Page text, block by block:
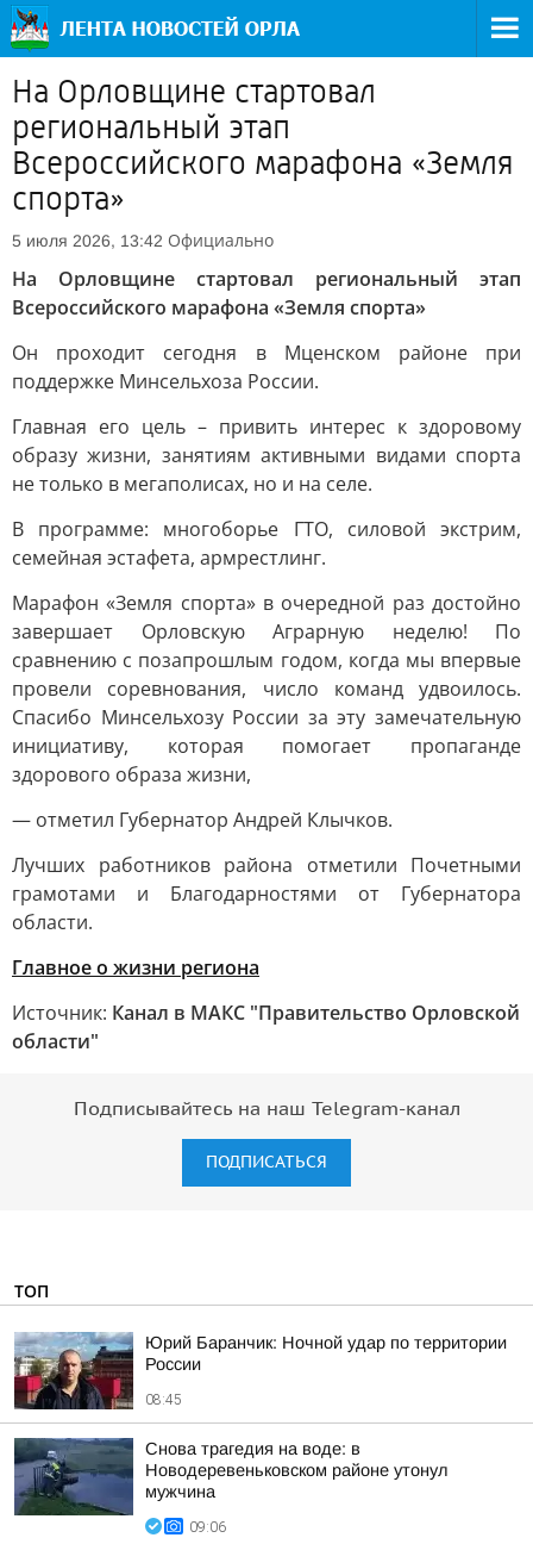
На Орловщине стартовал
региональный этап
Всероссийского марафона «Земля
спорта»
5 июля 2026, 13:42 Официально
На Орловщине стартовал региональный этап
Всероссийского марафона «Земля спорта»
Он проходит сегодня в Мценском районе при
поддержке Минсельхоза России.
Главная его цель – привить интерес к здоровому
образу жизни, занятиям активными видами спорта
не только в мегаполисах, но и на селе.
В программе: многоборье ГТО, силовой экстрим,
семейная эстафета, армрестлинг.
Марафон «Земля спорта» в очередной раз достойно
завершает Орловскую Аграрную неделю! По
сравнению с позапрошлым годом, когда мы впервые
провели соревнования, число команд удвоилось.
Спасибо Минсельхозу России за эту замечательную
инициативу, которая помогает пропаганде
здорового образа жизни,
— отметил Губернатор Андрей Клычков.
Лучших работников района отметили Почетными
грамотами и Благодарностями от Губернатора
области.
Главное о жизни региона
Источник: Канал в МАКС "Правительство Орловской
области"
Подписывайтесь на наш Telegram-канал
ПОДПИСАТЬСЯ
ТОП
Юрий Баранчик: Ночной удар по территории
России
08:45
Снова трагедия на воде: в
Новодеревеньковском районе утонул
мужчина
09:06